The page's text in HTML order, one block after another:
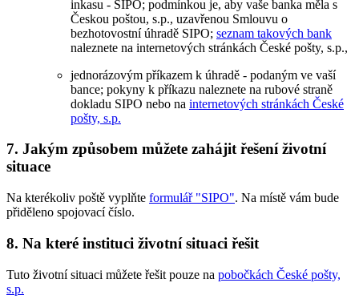
inkasu - SIPO; podmínkou je, aby vaše banka měla s
Českou poštou, s.p., uzavřenou Smlouvu o
bezhotovostní úhradě SIPO; seznam takových bank
naleznete na internetových stránkách České pošty, s.p.,
jednorázovým příkazem k úhradě - podaným ve vaší
bance; pokyny k příkazu naleznete na rubové straně
dokladu SIPO nebo na internetových stránkách České
pošty, s.p.
7. Jakým způsobem můžete zahájit řešení životní
situace
Na kterékoliv poště vyplňte formulář "SIPO". Na místě vám bude
přiděleno spojovací číslo.
8. Na které instituci životní situaci řešit
Tuto životní situaci můžete řešit pouze na pobočkách České pošty,
s.p.